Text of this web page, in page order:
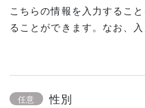
こちらの情報を入力するこ
ることができます。なお、入
任意 性別